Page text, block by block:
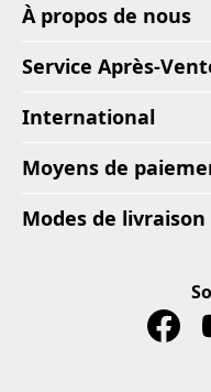
À propos de nous
Service Après-
International
Moyens de
Modes de livraison